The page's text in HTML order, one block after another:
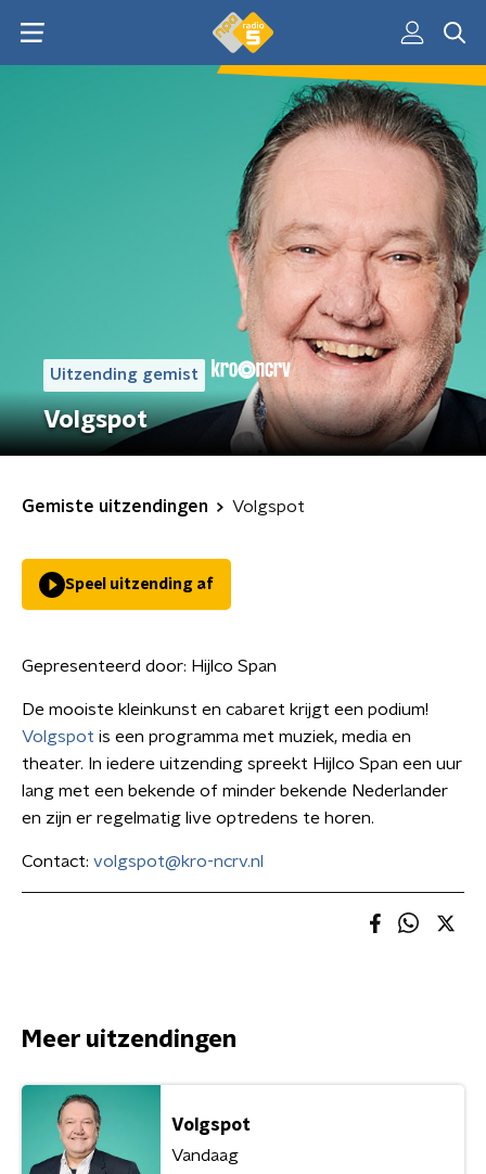
Uitzending gemist
Volgspot
Gemiste uitzendingen Volgspot
Speel uitzending af
Gepresenteerd door: Hijlco Span
De mooiste kleinkunst en cabaret krijgt een podium!
Volgspot is een programma met muziek, media en
theater. In iedere uitzending spreekt Hijlco Span een uur
lang met een bekende of minder bekende Nederlander
en zijn er regelmatig live optredens te horen.
Contact: volgspot@kro-ncrv.nl
Meer uitzendingen
Volgspot
Vandaag